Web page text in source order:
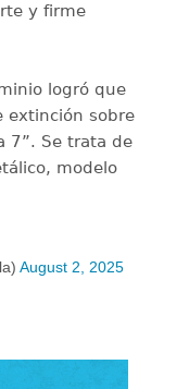
y firme
logró que
extinción sobre
7”. Se trata de
modelo
August 2, 2025